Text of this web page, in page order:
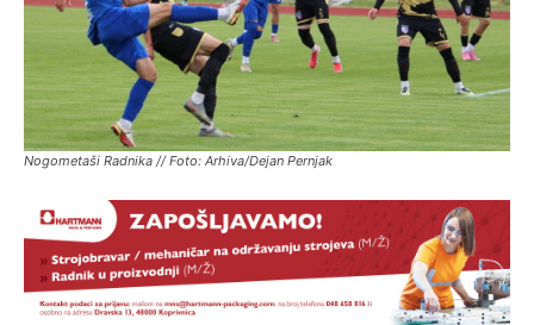
Nogometaši Radnika // Foto: Arhiva/Dejan Pernjak